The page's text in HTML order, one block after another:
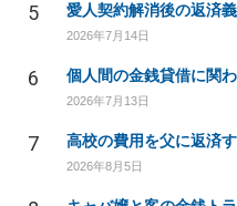
5 愛人契約解消後の返済
2026年7月14日
6 個人間の金銭貸借に関
2026年7月13日
7 高校の費用を父に返済
2026年8月5日